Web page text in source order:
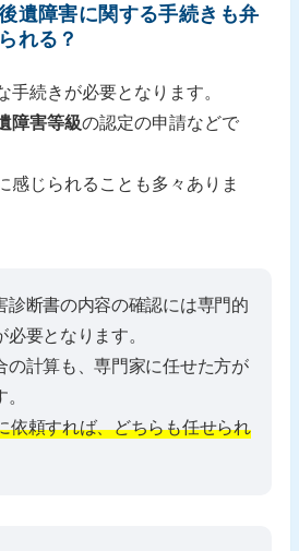
遺障害に関する手続きも弁
れる？
手続きが必要となります。
障害等級の認定の申請などで
感じられることも多々ありま
診断書の内容の確認には専門的
必要となります。
の計算も、専門家に任せた方が
依頼すれば、どちらも任せられ